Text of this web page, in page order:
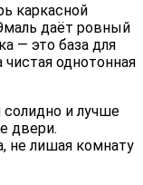
каркасной
даёт ровный
— это база для
однотонная
и лучше
двери.
не лишая комнату